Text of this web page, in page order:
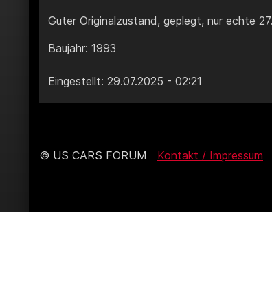
Guter Originalzustand, geplegt, nur echte
Baujahr: 1993
Eingestellt: 29.07.2025 - 02:21
© US CARS FORUM Kontakt / Impressum